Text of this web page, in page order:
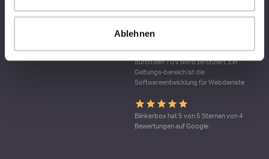
AblehnenQualitätsmanagement bei blinkerbox.de –
agital.online GmbH ist nach DIN ISO 9001
durch den TÜV Nord zertifiziert. Ein
Geltungs-bereich ist die
Softwareentwicklung für Webdienste
Blinkerbox hat 5 von 5 Sternen von 4
Bewertungen auf Google